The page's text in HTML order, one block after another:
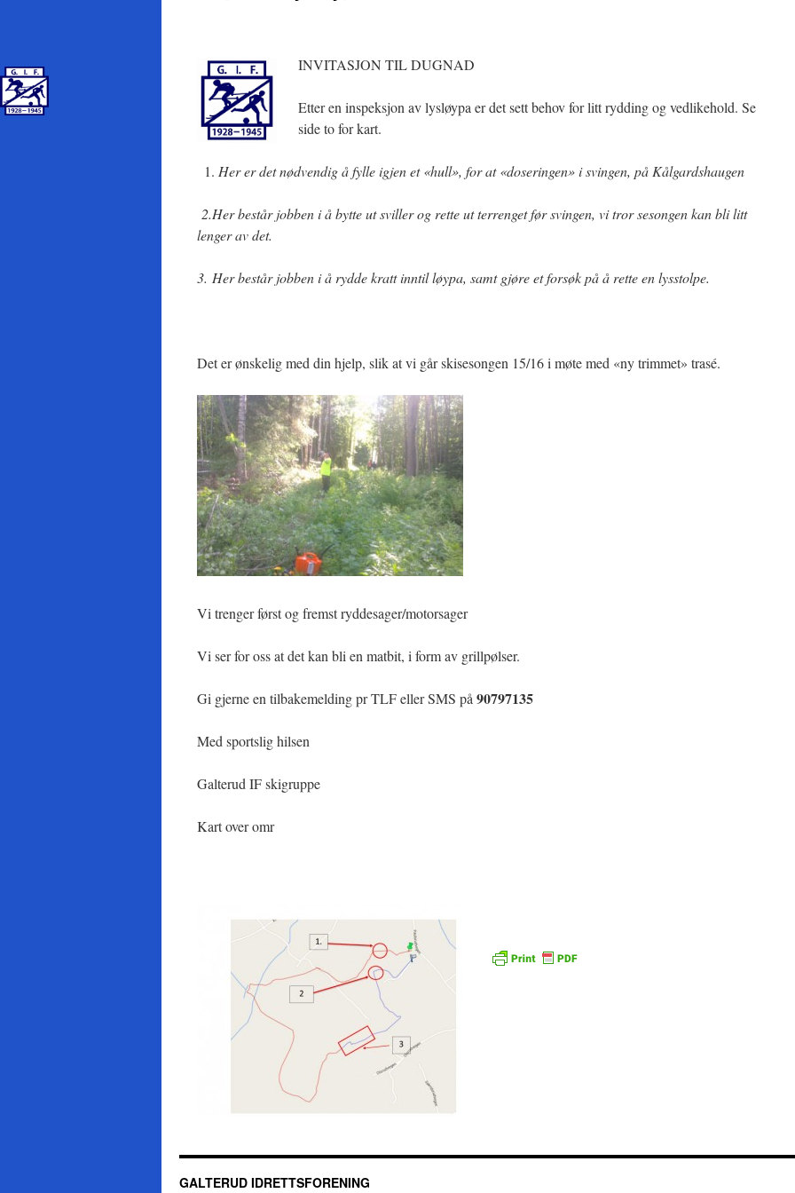
INVITASJON TIL DUGNAD
Etter en inspeksjon av lysløypa er det sett behov for litt rydding og vedlikehold. Se
side to for kart.
Her er det nødvendig å fylle igjen et «hull», for at «doseringen» i svingen, på Kålgardshaugen
2.Her består jobben i å bytte ut sviller og rette ut terrenget før svingen, vi tror sesongen kan bli litt
lenger av det.
3. Her består jobben i å rydde kratt inntil løypa, samt gjøre et forsøk på å rette en lysstolpe.
Det er ønskelig med din hjelp, slik at vi går skisesongen 15/16 i møte med «ny trimmet» trasé.
Vi trenger først og fremst ryddesager/motorsager
Vi ser for oss at det kan bli en matbit, i form av grillpølser.
Gi gjerne en tilbakemelding pr TLF eller SMS på 90797135
Med sportslig hilsen
Galterud IF skigruppe
Kart over omr
GALTERUD IDRETTSFORENING